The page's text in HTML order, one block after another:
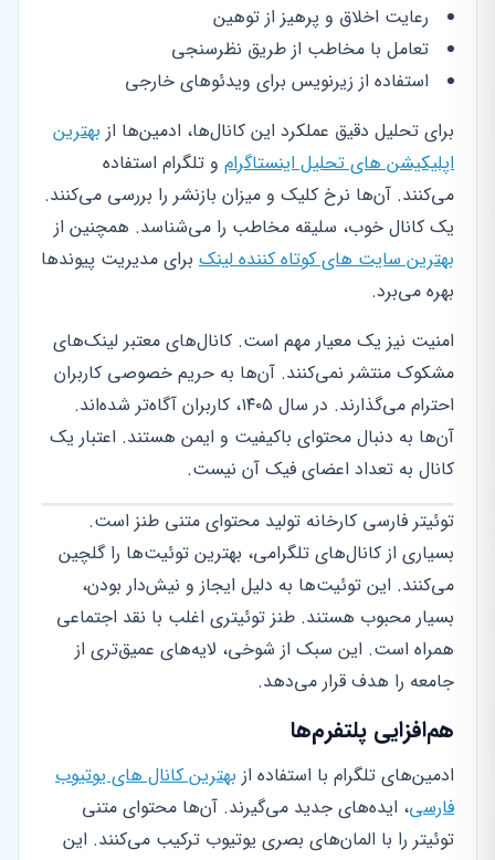
رعایت اخلاق و پرهیز از توهین
تعامل با مخاطب از طریق نظرسنجی
استفاده از زیرنویس برای ویدئوهای خارجی
برای تحلیل دقیق عملکرد این کانال‌ها، ادمین‌ها از بهترین
اپلیکیشن های تحلیل اینستاگرام و تلگرام استفاده
می‌کنند. آن‌ها نرخ کلیک و میزان بازنشر را بررسی می‌کنند.
یک کانال خوب، سلیقه مخاطب را می‌شناسد. همچنین از
بهترین سایت های کوتاه کننده لینک برای مدیریت پیوندها
بهره می‌برد.
امنیت نیز یک معیار مهم است. کانال‌های معتبر لینک‌های
مشکوک منتشر نمی‌کنند. آن‌ها به حریم خصوصی کاربران
احترام می‌گذارند. در سال ۱۴۰۵، کاربران آگاه‌تر شده‌اند.
آن‌ها به دنبال محتوای باکیفیت و ایمن هستند. اعتبار یک
کانال به تعداد اعضای فیک آن نیست.
توئیتر فارسی کارخانه تولید محتوای متنی طنز است.
بسیاری از کانال‌های تلگرامی، بهترین توئیت‌ها را گلچین
می‌کنند. این توئیت‌ها به دلیل ایجاز و نیش‌دار بودن،
بسیار محبوب هستند. طنز توئیتری اغلب با نقد اجتماعی
همراه است. این سبک از شوخی، لایه‌های عمیق‌تری از
جامعه را هدف قرار می‌دهد.
هم‌افزایی پلتفرم‌ها
ادمین‌های تلگرام با استفاده از بهترین کانال های یوتیوب
فارسی، ایده‌های جدید می‌گیرند. آن‌ها محتوای متنی
توئیتر را با المان‌های بصری یوتیوب ترکیب می‌کنند. این